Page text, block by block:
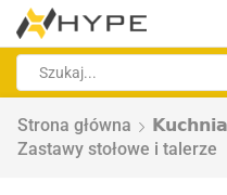
Strona główna
Zastawy stołowe i talerze